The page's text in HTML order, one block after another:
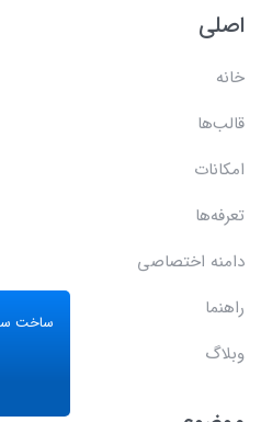
اصلی
خانه
قالب‌ها
امکانات
تعرفه‌ها
دامنه اختصاصی
راهنما
وبلاگ